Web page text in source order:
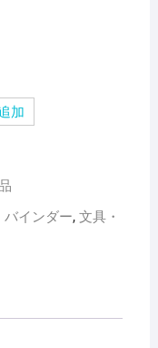
加
バインダー, 文具・